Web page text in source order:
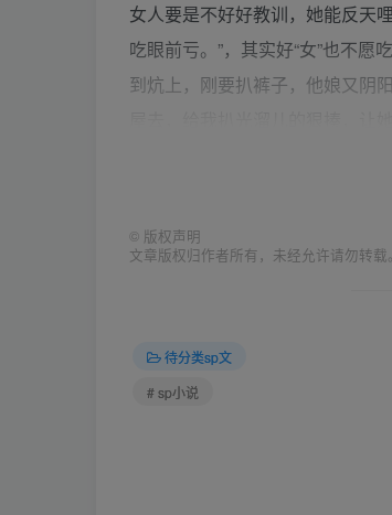
女人要是不好好教训，她能反天
吃眼前亏。”，其实好“女”也不
到炕上，刚要扒裤子，他娘又阴
反抗，一言不发的进了里屋。
呢。刚才当着他 娘的面，自己
媳妇不配合，非要和自己理论（
她。他本想到了自己的小屋，关
红刚才莫名其妙的挨了顿胖揍，
把媳妇放翻在炕席上了。
脯，圆溜溜的屁股，在炕上扭来
她再跑。”太平无奈，跳上炕去
© 版权声明
文章版权归作者所有，未经允许请勿转载。
待分类sp文
# sp小说